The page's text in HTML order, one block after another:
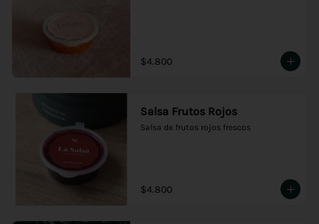
$4.800
Salsa Frutos Rojos
Salsa de frutos rojos frescos
$4.800